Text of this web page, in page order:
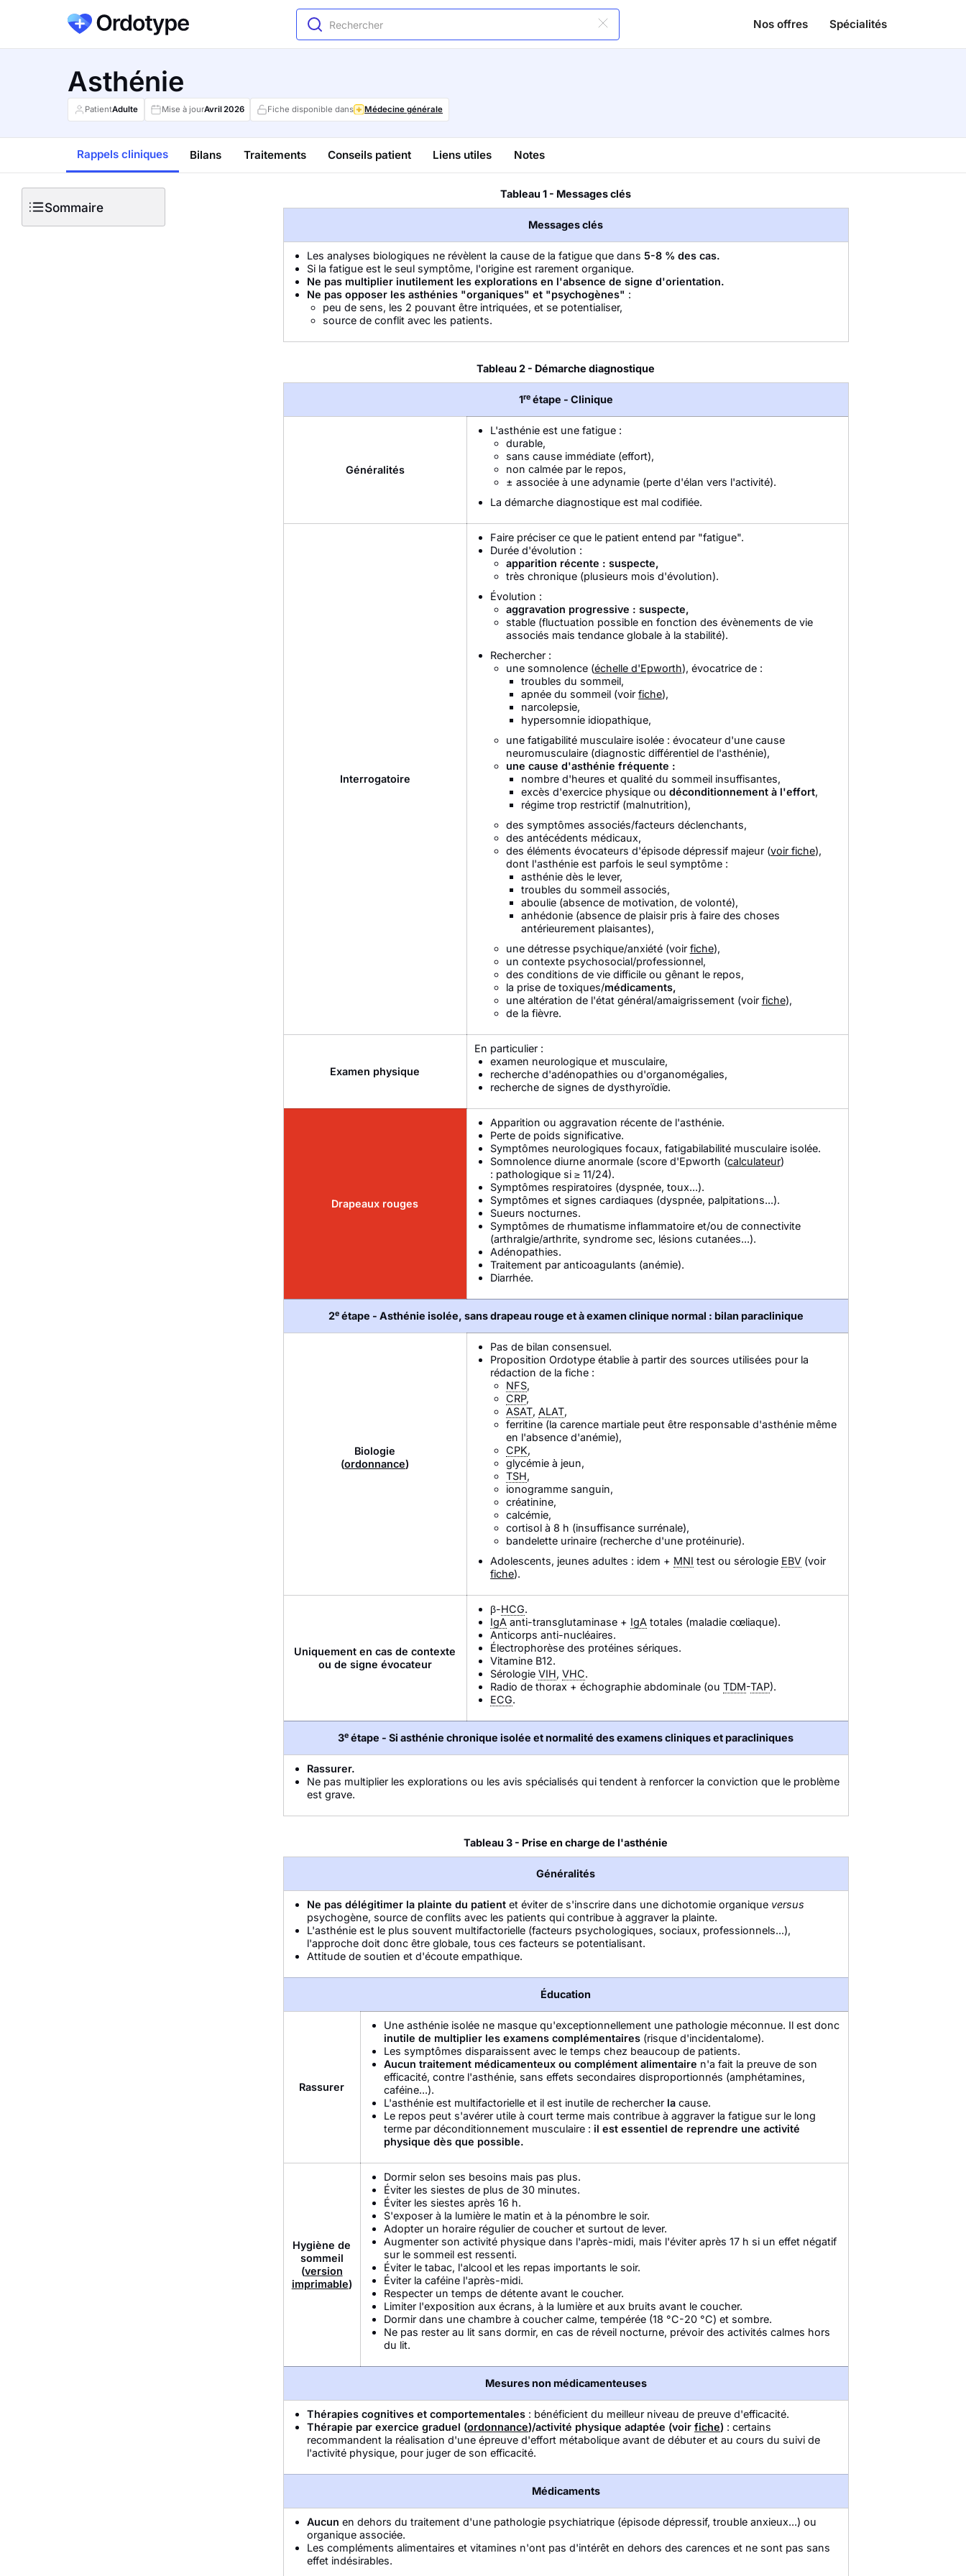
Nos offres Spécialités
Asthénie
PatientAdulte Mise à jourAvril2026 Fiche disponible dans Médecine générale
Rappels cliniques Bilans Traitements Conseils patient Liens utiles Notes
Sommaire
Tableau 1 - Messages clés
Messages clés
Les analyses biologiques ne révèlent la cause de la fatigue que dans 5-8 % des cas.
Si la fatigue est le seul symptôme, l'origine est rarement organique.
Ne pas multiplier inutilement les explorations en l'absence de signe d'orientation.
Ne pas opposer les asthénies "organiques" et "psychogènes" :
peu de sens, les 2 pouvant être intriquées, et se potentialiser,
source de conflit avec les patients.
Tableau 2 - Démarche diagnostique
1reétape - Clinique
Généralités
L'asthénie est une fatigue :
durable,
sans cause immédiate (effort),
non calmée par le repos,
± associée à une adynamie (perte d'élan vers l'activité).
La démarche diagnostique est mal codifiée.
Interrogatoire
Faire préciser ce que le patient entend par "fatigue".
Durée d'évolution :
apparition récente : suspecte,
très chronique (plusieurs mois d'évolution).
Évolution :
aggravation progressive : suspecte,
stable (fluctuation possible en fonction des évènements de vie
associés mais tendance globale à la stabilité).
Rechercher :
une somnolence (échelle d'Epworth), évocatrice de :
troubles du sommeil,
apnée du sommeil (voirfiche),
narcolepsie,
hypersomnie idiopathique,
une fatigabilité musculaire isolée : évocateur d'une cause
neuromusculaire (diagnostic différentiel de l'asthénie),
une cause d'asthénie fréquente :
nombre d'heures et qualité du sommeil insuffisantes,
excès d'exercice physique ou déconditionnement à l'effort,
régime trop restrictif (malnutrition),
des symptômes associés/facteurs déclenchants,
des antécédents médicaux,
des éléments évocateurs d'épisode dépressif majeur (voir fiche),
dont l'asthénie est parfois le seul symptôme :
asthénie dès le lever,
troubles du sommeil associés,
aboulie (absence de motivation, de volonté),
anhédonie (absence de plaisir pris à faire des choses
antérieurement plaisantes),
une détresse psychique/anxiété (voir fiche),
un contexte psychosocial/professionnel,
des conditions de vie difficile ou gênant le repos,
la prise de toxiques/médicaments,
une altération de l'état général/amaigrissement (voir fiche),
de la fièvre.
Examen physique
En particulier :
examen neurologique et musculaire,
recherche d'adénopathies ou d'organomégalies,
recherche de signes de dysthyroïdie.
Drapeaux rouges
Apparition ou aggravation récente de l'asthénie.
Perte de poids significative.
Symptômes neurologiques focaux, fatigabilabilité musculaire isolée.
Somnolence diurne anormale (score d'Epworth (calculateur)
: pathologique si ≥ 11/24).
Symptômes respiratoires (dyspnée, toux...).
Symptômes et signes cardiaques (dyspnée, palpitations...).
Sueurs nocturnes.
Symptômes de rhumatisme inflammatoire et/ou de connectivite
(arthralgie/arthrite, syndrome sec, lésions cutanées...).
Adénopathies.
Traitement par anticoagulants (anémie).
Diarrhée.
2eétape - Asthénie isolée, sans drapeau rouge et à examen clinique normal : bilan paraclinique
Biologie
(ordonnance)
Pas de bilan consensuel.
Proposition Ordotype établie à partir des sources utilisées pour la
rédaction de la fiche :
NFS,
CRP,
ASAT, ALAT,
ferritine (la carence martiale peut être responsable d'asthénie même
en l'absence d'anémie),
CPK,
glycémie à jeun,
TSH,
ionogramme sanguin,
créatinine,
calcémie,
cortisol à 8 h (insuffisance surrénale),
bandelette urinaire (recherche d'une protéinurie).
Adolescents, jeunes adultes : idem + MNI test ou sérologie EBV (voir
fiche).
Uniquement en cas de contexte
ou de signe évocateur
β-HCG.
IgA anti-transglutaminase + IgA totales (maladie cœliaque).
Anticorps anti-nucléaires.
Électrophorèse des protéines sériques.
Vitamine B12.
SérologieVIH,VHC.
Radio de thorax + échographie abdominale (ouTDM-TAP).
ECG.
3e étape - Si asthénie chronique isolée et normalité des examens cliniques et paracliniques
Rassurer.
Ne pas multiplier les explorations ou les avis spécialisés qui tendent à renforcer la conviction que le problème
est grave.
Tableau 3 - Prise en charge de l'asthénie
Généralités
Ne pas délégitimer la plainte du patient et éviter de s'inscrire dans une dichotomie organique versus
psychogène, source de conflits avec les patients qui contribue à aggraver la plainte.
L'asthénie est le plus souvent multifactorielle (facteurs psychologiques, sociaux, professionnels...),
l'approche doit donc être globale, tous ces facteurs se potentialisant.
Attitude de soutien et d'écoute empathique.
Éducation
Rassurer
Une asthénie isolée ne masque qu'exceptionnellement une pathologie méconnue. Il est donc
inutile de multiplier les examens complémentaires (risque d'incidentalome).
Les symptômes disparaissent avec le temps chez beaucoup de patients.
Aucun traitement médicamenteux ou complément alimentaire n'a fait la preuve de son
efficacité, contre l'asthénie, sans effets secondaires disproportionnés (amphétamines,
caféine...).
L'asthénie est multifactorielle et il est inutile de rechercher la cause.
Le repos peut s'avérer utile à court terme mais contribue à aggraver la fatigue sur le long
terme par déconditionnement musculaire : il est essentiel de reprendre une activité
physique dès que possible.
Hygiène de
sommeil
(version
imprimable)
Dormir selon ses besoins mais pas plus.
Éviter les siestes de plus de 30 minutes.
Éviter les siestes après 16 h.
S'exposer à la lumière le matin et à la pénombre le soir.
Adopter un horaire régulier de coucher et surtout de lever.
Augmenter son activité physique dans l'après-midi, mais l'éviter après 17 h si un effet négatif
sur le sommeil est ressenti.
Éviter le tabac, l'alcool et les repas importants le soir.
Éviter la caféine l'après-midi.
Respecter un temps de détente avant le coucher.
Limiter l'exposition aux écrans, à la lumière et aux bruits avant le coucher.
Dormir dans une chambre à coucher calme, tempérée (18 °C-20 °C) et sombre.
Ne pas rester au lit sans dormir, en cas de réveil nocturne, prévoir des activités calmes hors
du lit.
Mesures non médicamenteuses
Thérapies cognitives et comportementales : bénéficient du meilleur niveau de preuve d'efficacité.
Thérapie par exercice graduel (ordonnance)/activité physique adaptée (voirfiche) : certains
recommandent la réalisation d'une épreuve d'effort métabolique avant de débuter et au cours du suivi de
l'activité physique, pour juger de son efficacité.
Médicaments
Aucunen dehors du traitement d'une pathologie psychiatrique (épisode dépressif, trouble anxieux...) ou
organique associée.
Les compléments alimentaires et vitamines n'ont pas d'intérêt en dehors des carences et ne sont pas sans
effet indésirables.